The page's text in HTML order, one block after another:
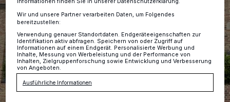
Wir und unsere Partner verarbeiten Daten, um Folgendes
bereitzustellen:
Verwendung genauer Standortdaten. Endgeräteeigenschaften zur
Identifikation aktiv abfragen. Speichern von oder Zugriff auf
Informationen auf einem Endgerät. Personalisierte Werbung und
Inhalte, Messung von Werbeleistung und der Performance von
Inhalten, Zielgruppenforschung sowie Entwicklung und Verbesserung
von Angeboten.
Ausführliche Informationen